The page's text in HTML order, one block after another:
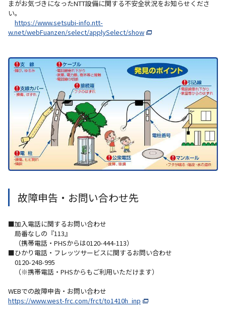
まがお気づきになったNTT設備に関する不安全状況をお知らせくださ
い。
https://www.setsubi-info.ntt-
w.net/webFuanzen/select/applySelect/show
故障申告・お問い合わせ先
■加入電話に関するお問い合わせ
局番なしの『113』
（携帯電話・PHSからは0120-444-113）
■ひかり電話・フレッツサービスに関するお問い合わせ
0120-248-995
（※携帯電話・PHSからもご利用いただけます）
WEBでの故障申告・お問い合わせ
https://www.west-frc.com/frct/to1410h_inp